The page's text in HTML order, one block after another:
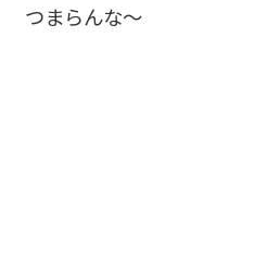
つまらんな～